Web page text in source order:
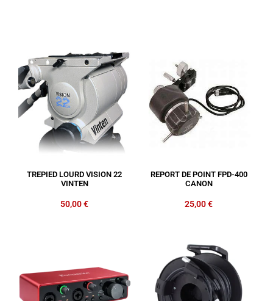
TREPIED LOURD VISION 22
VINTEN
50,00€
REPORT DE POINT FPD-400
CANON
25,00€